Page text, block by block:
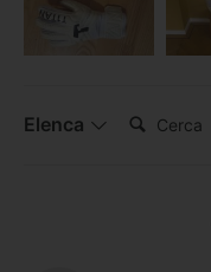
Elenca Cerca: